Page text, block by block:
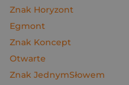
Znak Horyzont
Egmont
Znak Koncept
Otwarte
Znak JednymSłowem